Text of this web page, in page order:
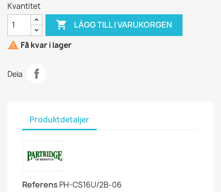
Kvantitet
 LÄGG TILL I VARUKORGEN
 Få kvar i lager
Dela
Produktdetaljer
Referens PH-CS16U/2B-06